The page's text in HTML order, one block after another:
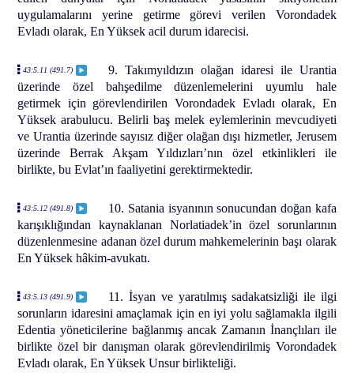
uygulamalarını yerine getirme görevi verilen Vorondadek
Evladı olarak, En Yüksek acil durum idarecisi.
43:5.11 (491.7)
9. Takımyıldızın olağan idaresi ile Urantia
üzerinde özel bahşedilme düzenlemelerini uyumlu hale
getirmek için görevlendirilen Vorondadek Evladı olarak, En
Yüksek arabulucu. Belirli baş melek eylemlerinin mevcudiyeti
ve Urantia üzerinde sayısız diğer olağan dışı hizmetler, Jerusem
üzerinde Berrak Akşam Yıldızları’nın özel etkinlikleri ile
birlikte, bu Evlat’ın faaliyetini gerektirmektedir.
43:5.12 (491.8)
10. Satania isyanının sonucundan doğan kafa
karışıklığından kaynaklanan Norlatiadek’in özel sorunlarının
düzenlenmesine adanan özel durum mahkemelerinin başı olarak
En Yüksek hâkim-avukatı.
43:5.13 (491.9)
11. İsyan ve yaratılmış sadakatsizliği ile ilgi
sorunların idaresini amaçlamak için en iyi yolu sağlamakla ilgili
Edentia yöneticilerine bağlanmış ancak Zamanın İnançlıları ile
birlikte özel bir danışman olarak görevlendirilmiş Vorondadek
Evladı olarak, En Yüksek Unsur birlikteliği.